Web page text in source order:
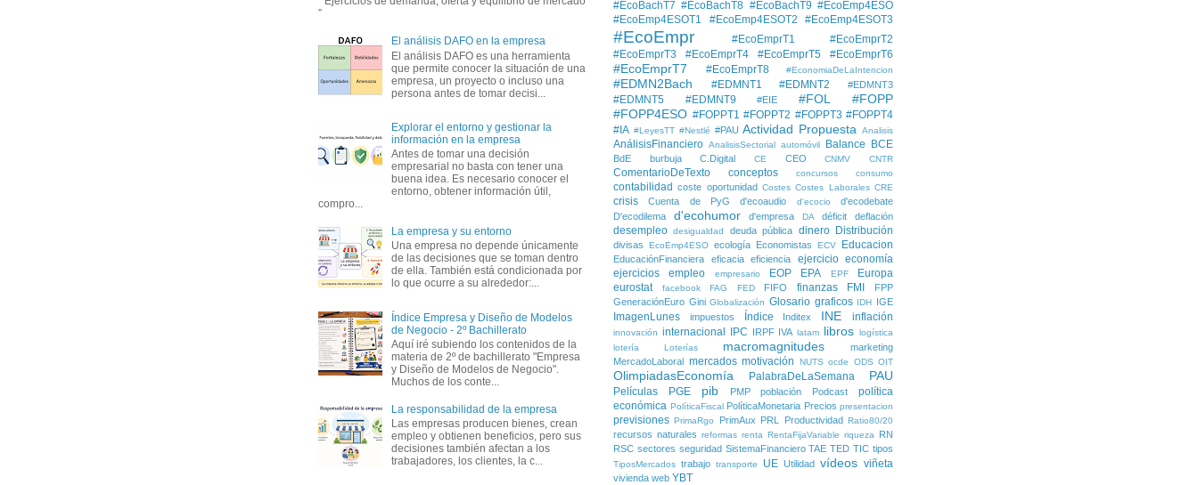
”
El análisis DAFO en la empresa
El análisis DAFO es una herramienta
que permite conocer la situación de una
empresa, un proyecto o incluso una
persona antes de tomar decisi...
Explorar el entorno y gestionar la
información en la empresa
Antes de tomar una decisión
empresarial no basta con tener una
buena idea. Es necesario conocer el
entorno, obtener información útil,
compro...
La empresa y su entorno
Una empresa no depende únicamente
de las decisiones que se toman dentro
de ella. También está condicionada por
lo que ocurre a su alrededor:...
Índice Empresa y Diseño de Modelos
de Negocio - 2º Bachillerato
Aquí iré subiendo los contenidos de la
materia de 2º de bachillerato "Empresa
y Diseño de Modelos de Negocio".
Muchos de los conte...
La responsabilidad de la empresa
Las empresas producen bienes, crean
empleo y obtienen beneficios, pero sus
decisiones también afectan a los
trabajadores, los clientes, la c...
#EcoBachT7 #EcoBachT8 #EcoBachT9 #EcoEmp4ESO
#EcoEmp4ESOT1
#EcoEmp4ESOT2 #EcoEmp4ESOT3
#EcoEmpr #EcoEmprT1
#EcoEmprT2
#EcoEmprT3
#EcoEmprT4 #EcoEmprT5 #EcoEmprT6
#EcoEmprT7 #EcoEmprT8 #EconomiaDeLaIntencion
#EDMN2Bach #EDMNT1 #EDMNT2 #EDMNT3
#EDMNT5 #EDMNT9 #EIE #FOL
#FOPP
#FOPP4ESO #FOPPT1 #FOPPT2 #FOPPT3 #FOPPT4
#IA #LeyesTT #Nestlé #PAU Actividad Propuesta Analisis
AnálisisFinanciero AnalisisSectorial automóvil Balance BCE
BdE burbuja C.Digital CE CEO CNMV CNTR
ComentarioDeTexto conceptos concursos consumo
contabilidad coste oportunidad Costes Costes Laborales CRE
crisis Cuenta de PyG d'ecoaudio d'ecocio
d'ecodebate
D'ecodilema
d'ecohumor d'empresa DA déficit deflación
desempleo desigualdad deuda pública dinero Distribución
divisas EcoEmp4ESO ecología Economistas ECV Educacion
EducaciónFinanciera eficacia eficiencia
ejercicio economía
ejercicios
empleo empresario EOP EPA EPF
Europa
eurostat
facebook FAG FED FIFO finanzas FMI
FPP
GeneraciónEuro Gini Globalización Glosario graficos IDH IGE
ImagenLunes impuestos Índice Inditex INE inflación
innovación internacional IPC IRPF IVA latam libros logística
lotería
Loterías macromagnitudes
marketing
MercadoLaboral mercados motivación NUTS ocde ODS OIT
OlimpiadasEconomía PalabraDeLaSemana PAU
Películas PGE pib PMP población Podcast
política
económica PolíticaFiscal PolíticaMonetaria Precios presentacion
previsiones PrimaRgo PrimAux PRL Productividad Ratio80/20
recursos naturales reformas renta RentaFijaVariable riqueza
RN
RSC sectores seguridad SistemaFinanciero TAE TED TIC tipos
TiposMercados trabajo transporte UE Utilidad vídeos viñeta
vivienda web YBT